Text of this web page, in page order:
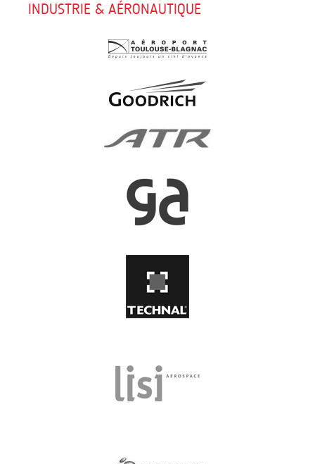
INDUSTRIE & AÉRONAUTIQUE